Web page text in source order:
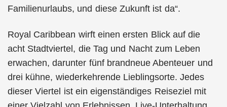
Familienurlaubs, und diese Zukunft ist da“.
Royal Caribbean wirft einen ersten Blick auf die
acht Stadtviertel, die Tag und Nacht zum Leben
erwachen, darunter fünf brandneue Abenteuer und
drei kühne, wiederkehrende Lieblingsorte. Jedes
dieser Viertel ist ein eigenständiges Reiseziel mit